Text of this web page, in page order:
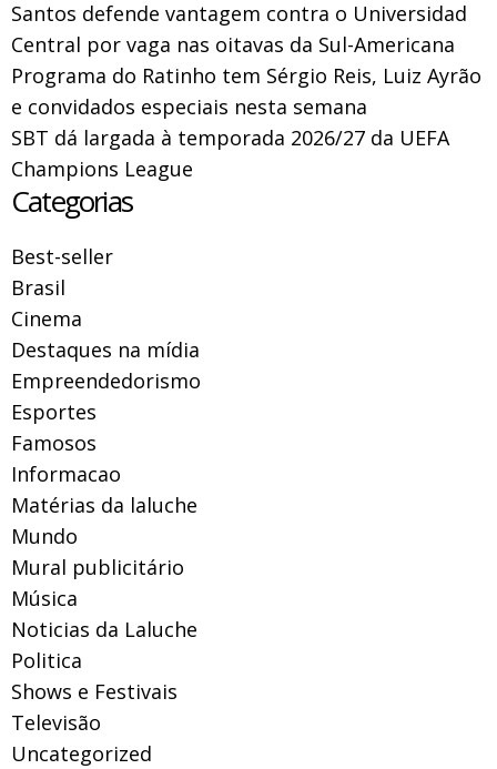
Santos defende vantagem contra o Universidad
Central por vaga nas oitavas da Sul-Americana
Programa do Ratinho tem Sérgio Reis, Luiz Ayrão
e convidados especiais nesta semana
SBT dá largada à temporada 2026/27 da UEFA
Champions League
Categorias
Best-seller
Brasil
Cinema
Destaques na mídia
Empreendedorismo
Esportes
Famosos
Informacao
Matérias da laluche
Mundo
Mural publicitário
Música
Noticias da Laluche
Politica
Shows e Festivais
Televisão
Uncategorized